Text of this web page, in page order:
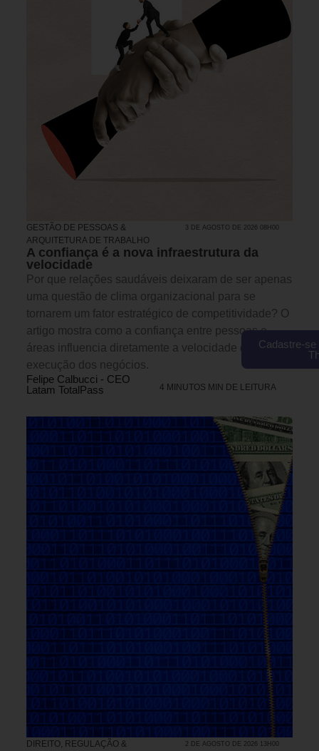
GESTÃO DE PESSOAS &
ARQUITETURA DE TRABALHO
3 DE AGOSTO DE 2026 08H00
A confiança é a nova infraestrutura da
velocidade
Por que relações saudáveis deixaram de ser apenas
uma questão de clima organizacional para se
tornarem um fator estratégico de competitividade? O
artigo mostra como a confiança entre pessoas e
áreas influencia diretamente a velocidade de
execução dos negócios.
Felipe Calbucci - CEO
Latam TotalPass
4 MINUTOS MIN DE LEITURA
DIREITO, REGULAÇÃO &
2 DE AGOSTO DE 2026 13H00
Cadastre-